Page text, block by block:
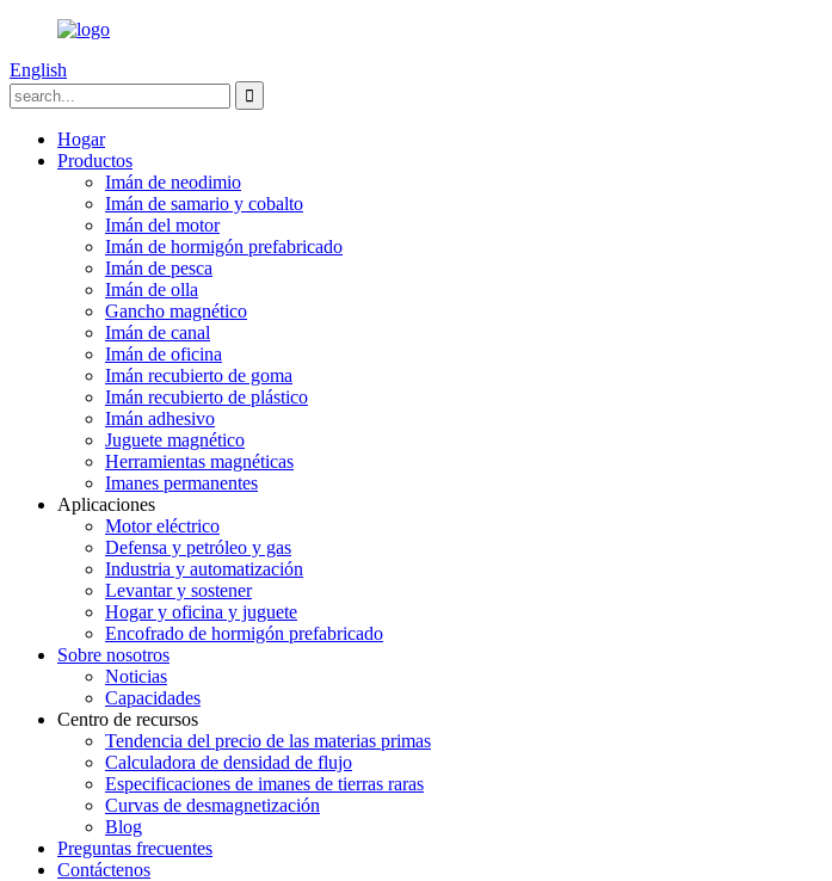
English
Hogar
Productos
Imán de neodimio
Imán de samario y cobalto
Imán del motor
Imán de hormigón prefabricado
Imán de pesca
Imán de olla
Gancho magnético
Imán de canal
Imán de oficina
Imán recubierto de goma
Imán recubierto de plástico
Imán adhesivo
Juguete magnético
Herramientas magnéticas
Imanes permanentes
Aplicaciones
Motor eléctrico
Defensa y petróleo y gas
Industria y automatización
Levantar y sostener
Hogar y oficina y juguete
Encofrado de hormigón prefabricado
Sobre nosotros
Noticias
Capacidades
Centro de recursos
Tendencia del precio de las materias primas
Calculadora de densidad de flujo
Especificaciones de imanes de tierras raras
Curvas de desmagnetización
Blog
Preguntas frecuentes
Contáctenos